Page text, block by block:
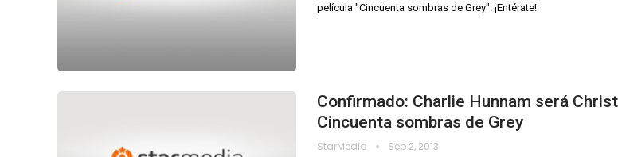
película "Cincuenta sombras de Grey". ¡Entérate!
Confirmado: Charlie Hunnam será
Cincuenta sombras de Grey
StarMedia Sep 2, 2013